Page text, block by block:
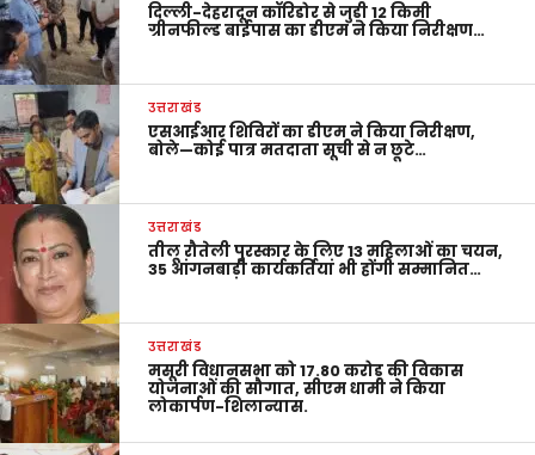
दिल्ली-देहरादून कॉरिडोर से जुड़ी 12 किमी
ग्रीनफील्ड बाईपास का डीएम ने किया निरीक्षण…
उत्तराखंड
एसआईआर शिविरों का डीएम ने किया निरीक्षण,
बोले—कोई पात्र मतदाता सूची से न छूटे…
उत्तराखंड
तीलू रौतेली पुरस्कार के लिए 13 महिलाओं का चयन,
35 आंगनबाड़ी कार्यकर्तियां भी होंगी सम्मानित…
उत्तराखंड
मसूरी विधानसभा को 17.80 करोड़ की विकास
योजनाओं की सौगात, सीएम धामी ने किया
लोकार्पण-शिलान्यास.